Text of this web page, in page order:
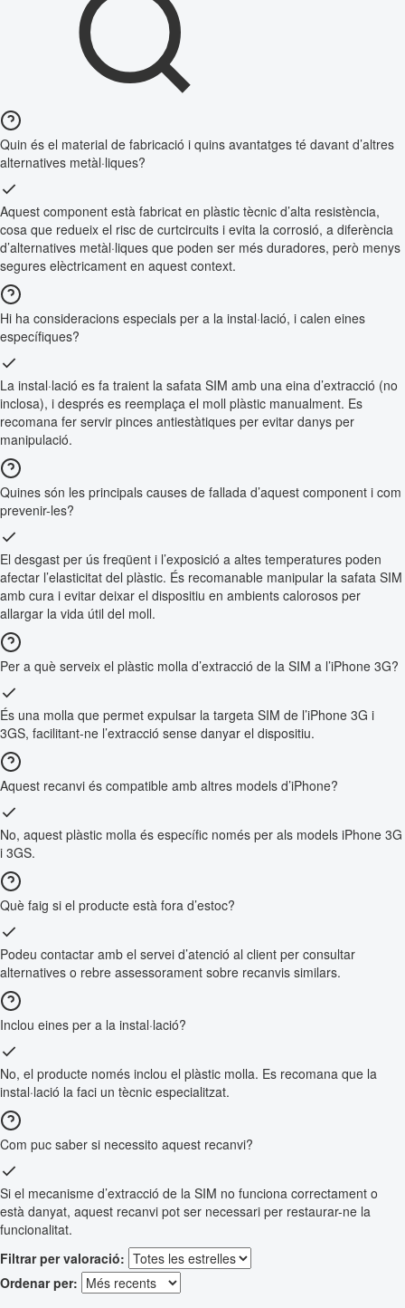
Quin és el material de fabricació i quins avantatges té davant d’altres
alternatives metàl·liques?
Aquest component està fabricat en plàstic tècnic d’alta resistència,
cosa que redueix el risc de curtcircuits i evita la corrosió, a diferència
d’alternatives metàl·liques que poden ser més duradores, però menys
segures elèctricament en aquest context.
Hi ha consideracions especials per a la instal·lació, i calen eines
específiques?
La instal·lació es fa traient la safata SIM amb una eina d’extracció (no
inclosa), i després es reemplaça el moll plàstic manualment. Es
recomana fer servir pinces antiestàtiques per evitar danys per
manipulació.
Quines són les principals causes de fallada d’aquest component i com
prevenir-les?
El desgast per ús freqüent i l’exposició a altes temperatures poden
afectar l’elasticitat del plàstic. És recomanable manipular la safata SIM
amb cura i evitar deixar el dispositiu en ambients calorosos per
allargar la vida útil del moll.
Per a què serveix el plàstic molla d’extracció de la SIM a l’iPhone 3G?
És una molla que permet expulsar la targeta SIM de l’iPhone 3G i
3GS, facilitant-ne l’extracció sense danyar el dispositiu.
Aquest recanvi és compatible amb altres models d’iPhone?
No, aquest plàstic molla és específic només per als models iPhone 3G
i 3GS.
Què faig si el producte està fora d’estoc?
Podeu contactar amb el servei d’atenció al client per consultar
alternatives o rebre assessorament sobre recanvis similars.
Inclou eines per a la instal·lació?
No, el producte només inclou el plàstic molla. Es recomana que la
instal·lació la faci un tècnic especialitzat.
Com puc saber si necessito aquest recanvi?
Si el mecanisme d’extracció de la SIM no funciona correctament o
està danyat, aquest recanvi pot ser necessari per restaurar-ne la
funcionalitat.
Filtrar per valoració:
Ordenar per: